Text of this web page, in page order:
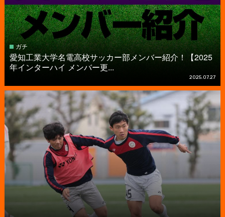
ガチ
愛知工業大学名電高校サッカー部メンバー紹介！【2025
年インターハイ メンバー更...
2025.07.27